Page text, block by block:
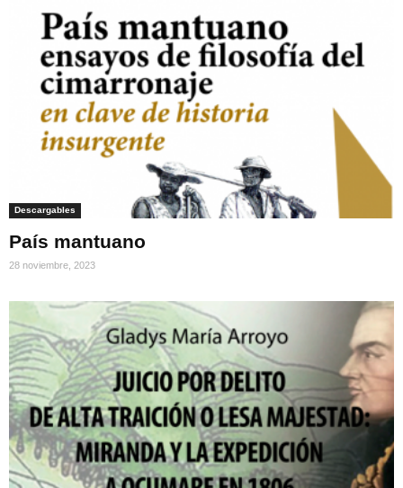
Descargables
País mantuano
28 noviembre, 2023